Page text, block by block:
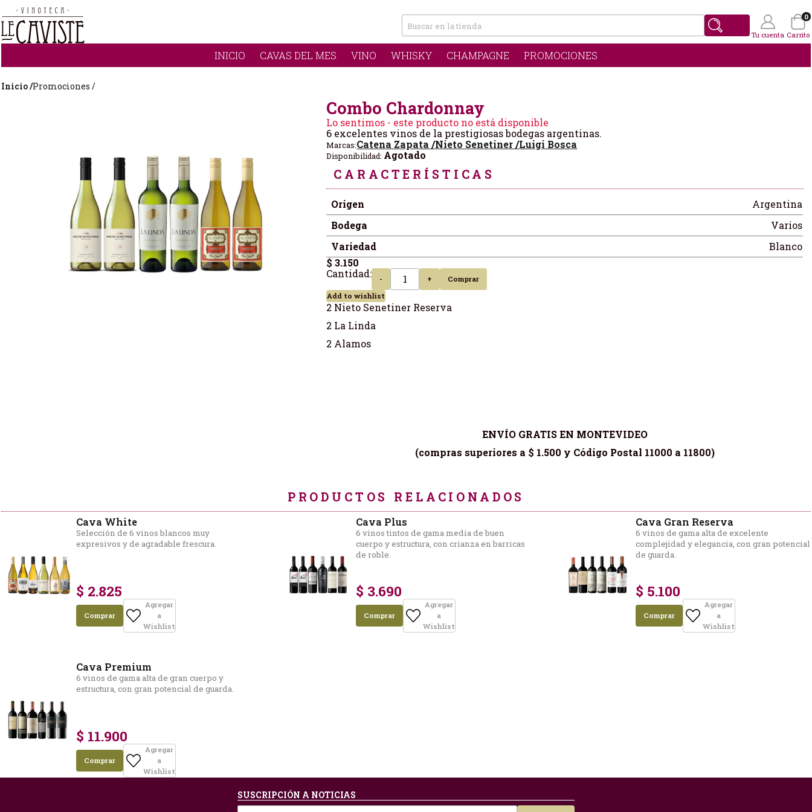
INICIO CAVAS DEL MES VINO WHISKY CHAMPAGNE PROMOCIONES
Tu cuenta Carrito
0
Inicio /Promociones /
Combo Chardonnay
Lo sentimos - este producto no está disponible
6 excelentes vinos de la prestigiosas bodegas argentinas.
Marcas:Catena Zapata /Nieto Senetiner /Luigi Bosca
Disponibilidad: Agotado
CARACTERÍSTICAS
Origen
Argentina
Bodega
Varios
Variedad
Blanco
$ 3.150
Cantidad:
- +
Comprar
Add to wishlist
2 Nieto Senetiner Reserva
2 La Linda
2 Alamos
ENVÍO GRATIS EN MONTEVIDEO
(compras superiores a $ 1.500 y Código Postal 11000 a 11800)
PRODUCTOS RELACIONADOS
Cava White
Selección de 6 vinos blancos muy
expresivos y de agradable frescura.
$ 2.825
Comprar
Agregar
a
Wishlist
Cava Plus
6 vinos tintos de gama media de buen
cuerpo y estructura, con crianza en barricas
de roble.
$ 3.690
Comprar
Agregar
a
Wishlist
Cava Gran Reserva
6 vinos de gama alta de excelente
complejidad y elegancia, con gran potencial
de guarda.
$ 5.100
Comprar
Agregar
a
Wishlist
Cava Premium
6 vinos de gama alta de gran cuerpo y
estructura, con gran potencial de guarda.
$ 11.900
Comprar
Agregar
a
Wishlist
SUSCRIPCIÓN A NOTICIAS